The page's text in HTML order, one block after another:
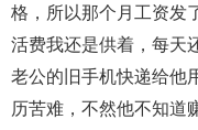
格，所以那个月工资发
活费我还是供着，每天
老公的旧手机快递给他
历苦难，不然他不知道